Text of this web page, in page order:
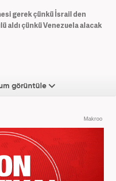
gerek çünkü İsrail den
aldı çünkü Venezuela alacak
görüntüle
Makroo